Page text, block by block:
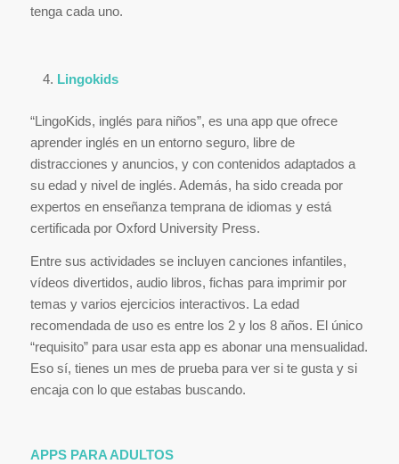
tenga cada uno.
Lingokids
“LingoKids, inglés para niños”, es una app que ofrece
aprender inglés en un entorno seguro, libre de
distracciones y anuncios, y con contenidos adaptados a
su edad y nivel de inglés. Además, ha sido creada por
expertos en enseñanza temprana de idiomas y está
certificada por Oxford University Press.
Entre sus actividades se incluyen canciones infantiles,
vídeos divertidos, audio libros, fichas para imprimir por
temas y varios ejercicios interactivos. La edad
recomendada de uso es entre los 2 y los 8 años. El único
“requisito” para usar esta app es abonar una mensualidad.
Eso sí, tienes un mes de prueba para ver si te gusta y si
encaja con lo que estabas buscando.
APPS PARA ADULTOS